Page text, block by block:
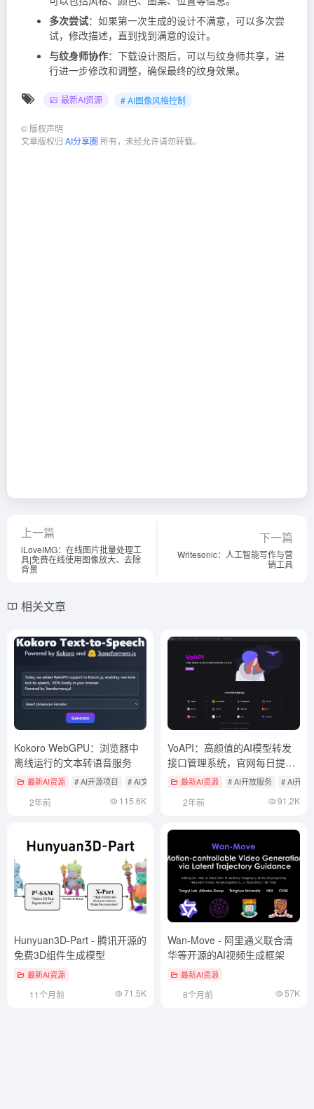
多次尝试：如果第一次生成的设计不满意，可以多次尝
试，修改描述，直到找到满意的设计。
与纹身师协作：下载设计图后，可以与纹身师共享，进
行进一步修改和调整，确保最终的纹身效果。
最新AI资源 # AI图像风格控制
© 版权声明
文章版权归 AI分享圈 所有，未经允许请勿转载。
上一篇
iLoveIMG：在线图片批量处理工
具|免费在线使用图像放大、去除
背景
下一篇
Writesonic：人工智能写作与营
销工具
相关文章
Kokoro WebGPU：浏览器中
离线运行的文本转语音服务
最新AI资源 # AI开源项目 # AI文本转语音
2年前 115.6K
VoAPI：高颜值的AI模型转发
接口管理系统，官网每日提供
免费API额度
最新AI资源 # AI开放服务 # AI开源
2年前 91.2K
Hunyuan3D-Part - 腾讯开源的
免费3D组件生成模型
最新AI资源
11个月前 71.5K
Wan-Move - 阿里通义联合清
华等开源的AI视频生成框架
最新AI资源
8个月前 57K